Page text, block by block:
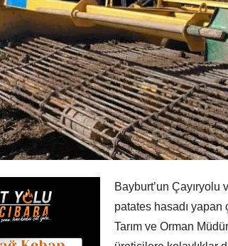
Bayburt’un Çayıryolu
patates hasadı yapan
Tarım ve Orman